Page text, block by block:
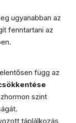
ugyanabban az
fenntartani az
függ az
szint
táplálkozás